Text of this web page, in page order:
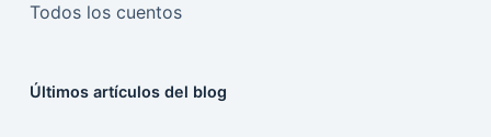
Todos los cuentos
Últimos artículos del blog